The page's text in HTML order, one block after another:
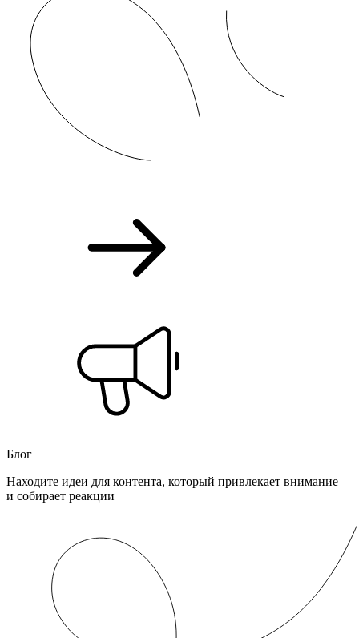
Блог
Находите идеи для контента, который привлекает внимание
и собирает реакции